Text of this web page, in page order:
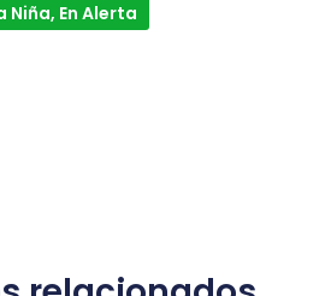
Niña, En Alerta